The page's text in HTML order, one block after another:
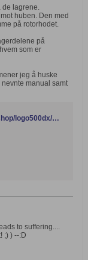
de lagrene.
huben. Den med
på rotorhodet.
på
som er
jeg å huske
manual samt
http://www.mikado-heli.de/shop/logo500dx/manual_newgeneration30.pdf
to suffering....
;) ) --:D